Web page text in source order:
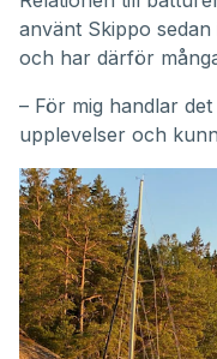
använt Skippo
och har därför
– För mig handlar
upplevelser och